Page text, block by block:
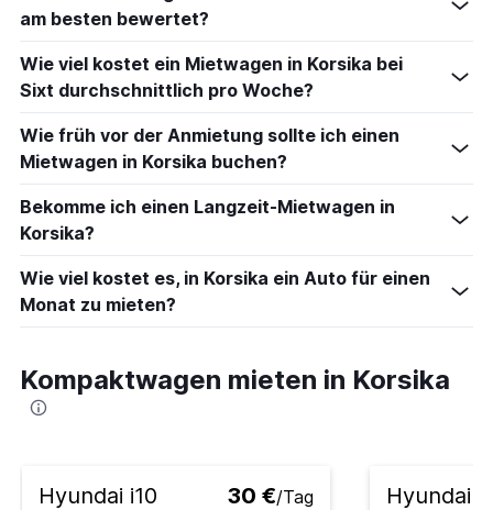
am besten bewertet?
Wie viel kostet ein Mietwagen in Korsika bei
Sixt durchschnittlich pro Woche?
Wie früh vor der Anmietung sollte ich einen
Mietwagen in Korsika buchen?
Bekomme ich einen Langzeit-Mietwagen in
Korsika?
Wie viel kostet es, in Korsika ein Auto für einen
Monat zu mieten?
Kompaktwagen mieten in Korsika
Hyundai i10 30 €/Tag
Hyundai